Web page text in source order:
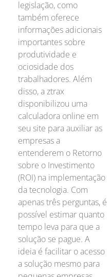
legislação, como
também oferece
informações adicionais
importantes sobre
produtividade e
ociosidade dos
trabalhadores. Além
disso, a ztrax
disponibilizou uma
calculadora online em
seu site para auxiliar as
empresas a
entenderem o Retorno
sobre o Investimento
(ROI) na implementação
da tecnologia. Com
apenas três perguntas, é
possível estimar quanto
tempo leva para que a
solução se pague. A
ideia é facilitar o acesso
a solução mesmo para